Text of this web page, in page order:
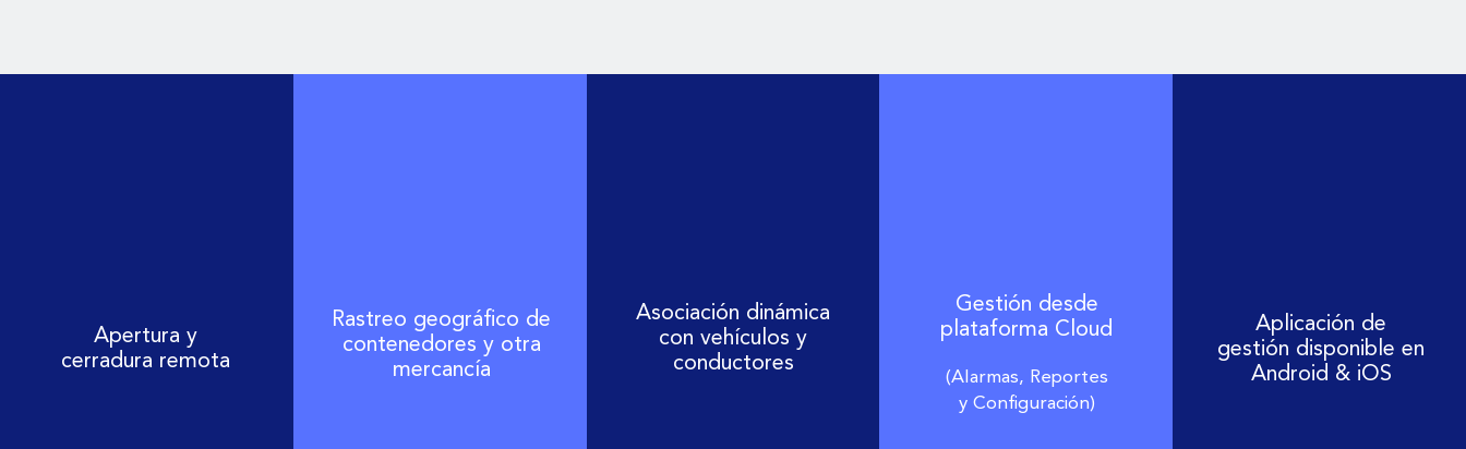
Apertura y
cerradura remota
Rastreo geográfico de
contenedores y otra
mercancía
Asociación dinámica
con vehículos y
conductores
Gestión desde
plataforma Cloud
(Alarmas, Reportes
y Configuración)
Aplicación de
gestión disponible en
Android & iOS